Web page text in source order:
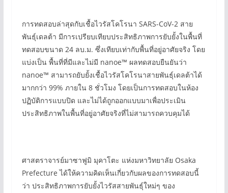
การทดสอบล่าสุดกับเชื้อไวรัสโคโรนา SARS-CoV-2 สาย
พันธุ์เดลต้า มีการเปรียบเทียบประสิทธิภาพการยับยั้งในพื้นที่
ทดสอบขนาด 24 ลบ.ม. ซึ่งเทียบเท่ากับพื้นที่อยู่อาศัยจริง โดย
แบ่งเป็น พื้นที่ที่มีและไม่มี nanoe™ ผลทดสอบยืนยันว่า
nanoe™ สามารถยับยั้งเชื้อไวรัสโคโรนาสายพันธุ์เดลต้าได้
มากกว่า 99% ภายใน 8 ชั่วโมง โดยเป็นการทดสอบในห้อง
ปฏิบัติการแบบปิด และไม่ได้ถูกออกแบบมาเพื่อประเมิน
ประสิทธิภาพในพื้นที่อยู่อาศัยจริงที่ไม่สามารถควบคุมได้
ศาสตราจารย์มาซาฟูมิ มุคาโตะ แห่งมหาวิทยาลัย Osaka
Prefecture ได้ให้ความคิดเห็นเกี่ยวกับผลของการทดสอบนี้
ว่า ประสิทธิภาพการยับยั้งไวรัสสายพันธุ์ใหม่ๆ ของ